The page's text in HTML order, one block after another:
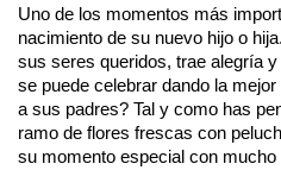
Uno de los momentos más
nacimiento de su nuevo hijo o
sus seres queridos, trae alegría
se puede celebrar dando la
a sus padres? Tal y como has
ramo de flores frescas con
su momento especial con mucho